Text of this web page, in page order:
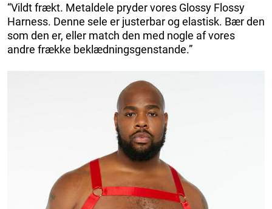
“Vildt frækt. Metaldele pryder vores Glossy Flossy
Harness. Denne sele er justerbar og elastisk. Bær den
som den er, eller match den med nogle af vores
andre frække beklædningsgenstande.”